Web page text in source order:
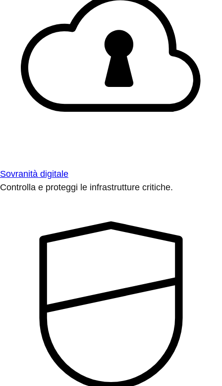
Sovranità digitale
Controlla e proteggi le infrastrutture critiche.